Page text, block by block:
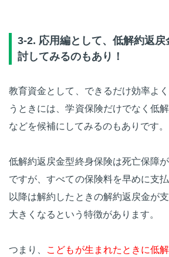
3-2. 応用編として、低解約返
討してみるのもあり！
教育資金として、できるだけ効率よ
うときには、学資保険だけでなく低
などを候補にしてみるのもありです。
低解約返戻金型終身保険は死亡保障
ですが、すべての保険料を早めに支
以降は解約したときの解約返戻金が
大きくなるという特徴があります。
つまり、 こどもが生まれたときに低